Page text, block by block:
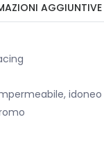
AGGIUNTIVE